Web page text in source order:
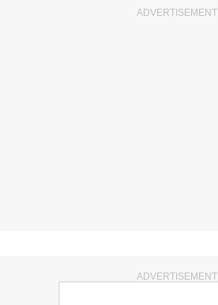
ADVERTISEMENT
ADVERTISEMENT